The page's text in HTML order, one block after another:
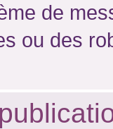
de
ou des